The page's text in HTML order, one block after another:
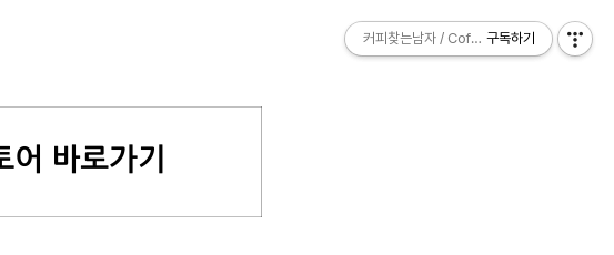
커피찾는남자 / Coffee Explorer
구독하기
커피찾는남자 / Coffee Explorer
구독하기